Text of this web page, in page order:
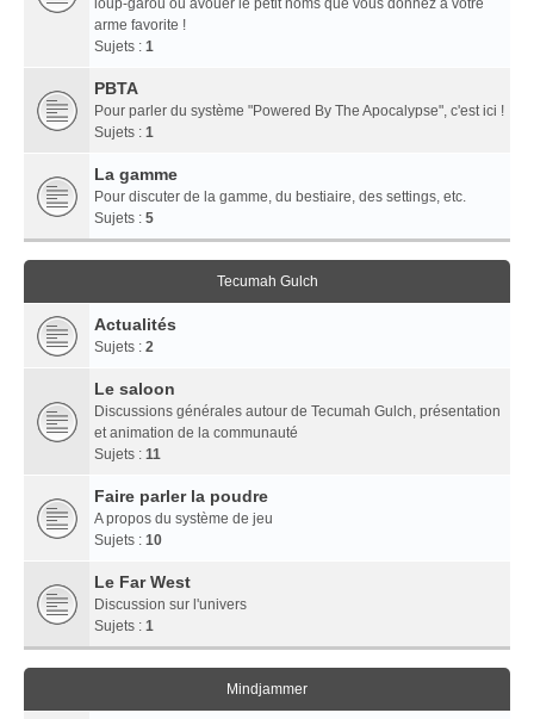
loup-garou ou avouer le petit noms que vous donnez à votre
arme favorite !
Sujets : 1
PBTA
Pour parler du système "Powered By The Apocalypse", c'est ici !
Sujets : 1
La gamme
Pour discuter de la gamme, du bestiaire, des settings, etc.
Sujets : 5
Tecumah Gulch
Actualités
Sujets : 2
Le saloon
Discussions générales autour de Tecumah Gulch, présentation
et animation de la communauté
Sujets : 11
Faire parler la poudre
A propos du système de jeu
Sujets : 10
Le Far West
Discussion sur l'univers
Sujets : 1
Mindjammer